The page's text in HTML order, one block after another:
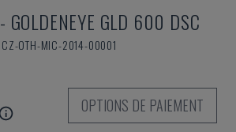
- GOLDENEYE GLD 600 DSC
CZ-OTH-MIC-2014-00001
OPTIONS DE PAIEMENT